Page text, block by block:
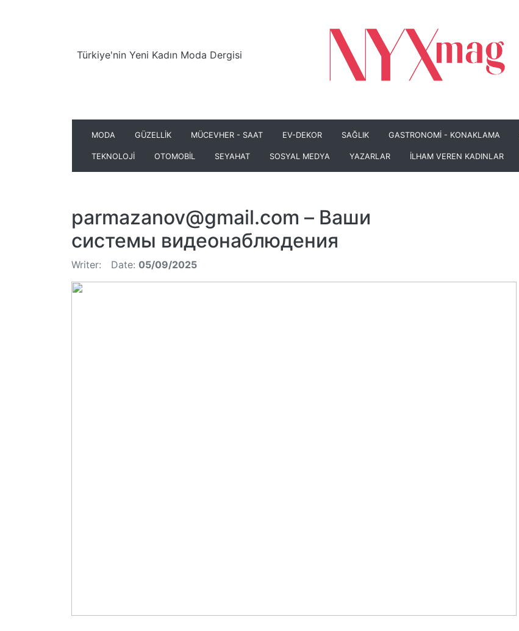
Türkiye'nin Yeni Kadın Moda Dergisi
MODA GÜZELLİK MÜCEVHER - SAAT EV-DEKOR SAĞLIK GASTRONOMİ - KONAKLAMA
TEKNOLOJİ OTOMOBİL SEYAHAT SOSYAL MEDYA YAZARLAR İLHAM VEREN KADINLAR
parmazanov@gmail.com – Ваши
системы видеонаблюдения
Writer: Date: 05/09/2025